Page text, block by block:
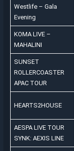
Westlife – Gala
Evening
KOMA LIVE –
MAHALINI
SUNSET
ROLLERCOASTER
APAC TOUR
HEARTS2HOUSE
AESPA LIVE TOUR
SYNK: AEXIS LINE